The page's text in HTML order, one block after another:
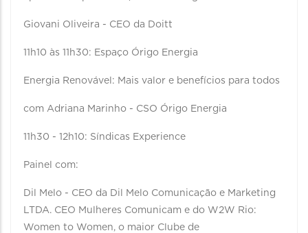
Giovani Oliveira - CEO da Doitt
11h10 às 11h30: Espaço Órigo Energia
Energia Renovável: Mais valor e benefícios para todos
com Adriana Marinho - CSO Órigo Energia
11h30 - 12h10: Síndicas Experience
Painel com:
Dil Melo - CEO da Dil Melo Comunicação e Marketing
LTDA. CEO Mulheres Comunicam e do W2W Rio:
Women to Women, o maior Clube de